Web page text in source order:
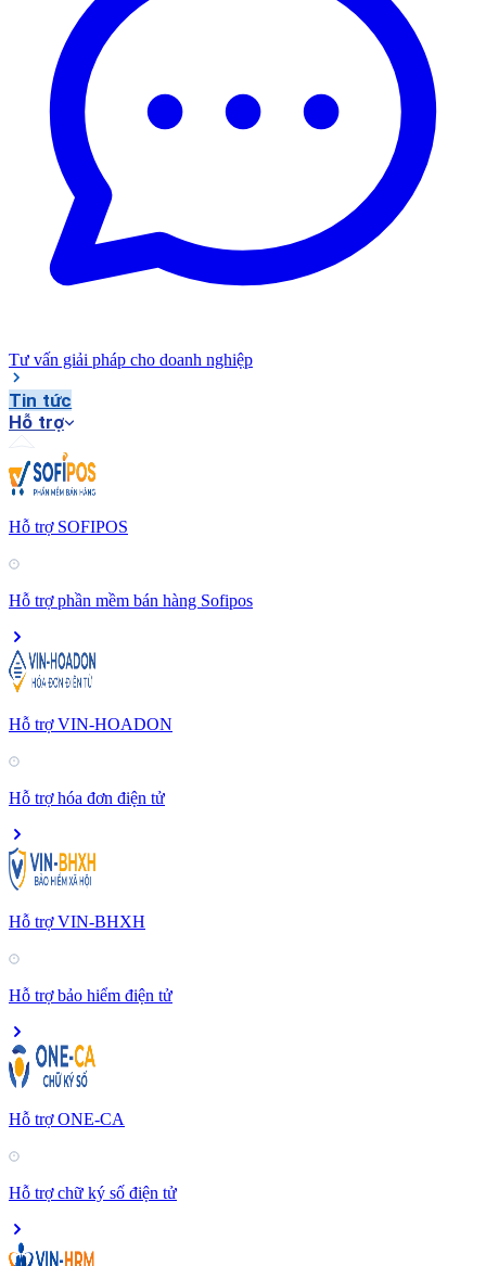
Tư vấn giải pháp cho doanh nghiệp
Tin tức
Hỗ trợ
Hỗ trợ SOFIPOS
Hỗ trợ phần mềm bán hàng Sofipos
Hỗ trợ VIN-HOADON
Hỗ trợ hóa đơn điện tử
Hỗ trợ VIN-BHXH
Hỗ trợ bảo hiểm điện tử
Hỗ trợ ONE-CA
Hỗ trợ chữ ký số điện tử